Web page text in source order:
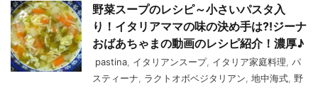
野菜スープのレシピ～小さいパスタ入
り！イタリアママの味の決め手は⁈ジーナ
おばあちゃまの動画のレシピ紹介！濃厚♪
pastina イタリアンスープ, イタリア家庭料理 パ
スティーナ
ラクトオボベジタリアン 地中海式 野